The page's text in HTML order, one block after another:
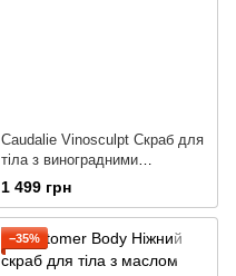
Caudalie Vinosculpt Скраб для
тіла з виноградними
кісточками
1 499 грн
−35%